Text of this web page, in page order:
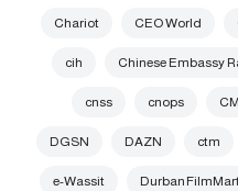
CEO World
Chariot
Chinese Embassy
cih
cnops
cnss
ctm
DAZN
DGSN
Durban
e-Wassit